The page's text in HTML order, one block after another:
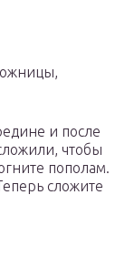
и после
чтобы
пополам.
сложите